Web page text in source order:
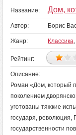
Название: Дом,
Автор: Борис
Жанр: Классика,
Рейтинг:
Описание:
Роман «Дом, который
поколением
уготованы тяжкие
государя, революция,
государственности